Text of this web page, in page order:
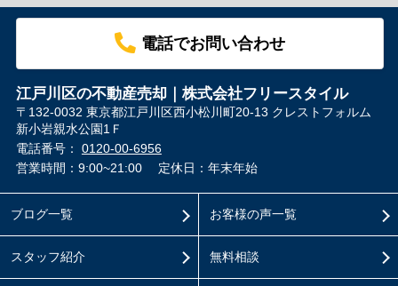
電話でお問い合わせ
江戸川区の不動産売却｜株式会社フリースタイル
〒132-0032 東京都江戸川区西小松川町20-13 クレストフォルム
新小岩親水公園1Ｆ
電話番号： 0120-00-6956
営業時間：9:00~21:00
定休日：年末年始
ブログ一覧
スタッフ紹介
お客様の声一覧
無料相談